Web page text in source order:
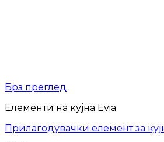
Брз преглед
Елементи на кујна Evia
Прилагодувачки елемент за